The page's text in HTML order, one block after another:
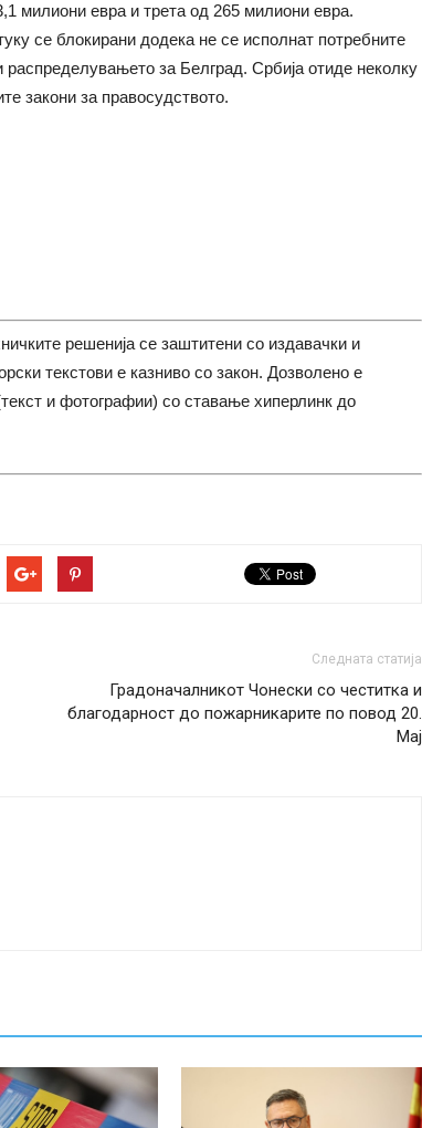
милиони евра и трета од 265 милиони евра.
се блокирани додека не се исполнат потребните
за Белград. Србија отиде неколку
закони за правосудството.
решенија се заштитени со издавачки и
текстови е казниво со закон. Дозволено е
и фотографии) со ставање хиперлинк до
Следната статија
Градоначалникот Чонески со честитка и
благодарност до пожарникарите по повод 20.
Мај